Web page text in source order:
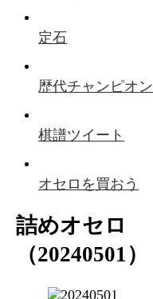
定石
歴代チャンピオン
棋譜ツイート
オセロを買おう
詰めオセロ
（20240501）